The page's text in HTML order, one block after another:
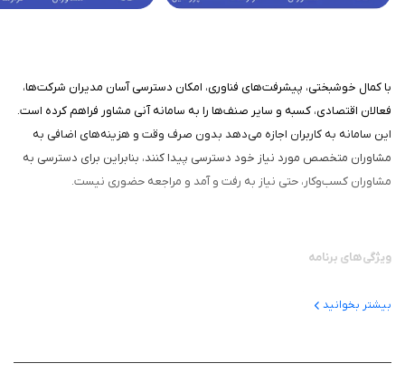
با کمال خوشبختی، پیشرفت‌های فناوری، امکان دسترسی آسان مدیران شرکت‌ها،
فعالان اقتصادی، کسبه و سایر صنف‌ها را به سامانه آنی مشاور فراهم کرده است.
این سامانه به کاربران اجازه می‌دهد بدون صرف وقت و هزینه‌های اضافی به
مشاوران متخصص مورد نیاز خود دسترسی پیدا کنند، بنابراین برای دسترسی به
مشاوران کسب‌وکار، حتی نیاز به رفت و آمد و مراجعه حضوری نیست.
ویژگی‌های برنامه
مکان به مشاوران و متخصصان مرتبط با کسب و کارشان مرتبط شوند و با
بیشتر بخوانید